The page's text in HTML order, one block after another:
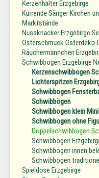
Kerzenhalter Erzgebirge
Kurrende Sänger Kirchen
Marktstände
Nussknacker Erzgebirge
Osterschmuck Osterdeko
Räuchermännchen
Schwibbogen Erzgebirge
Kerzenschwibbogen
Lichterspitzen
Schwibbogen
Schwibbögen
Schwibbogen klein
Schwibbogen ohne
Doppelschwibbogen
Schwibbögen
Schwibbögen innen
Schwibbogen
Spieldose Erzgebirge